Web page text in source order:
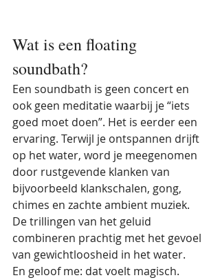
Wat is een floating
soundbath?
Een soundbath is geen concert en
ook geen meditatie waarbij je “iets
goed moet doen”. Het is eerder een
ervaring. Terwijl je ontspannen drijft
op het water, word je meegenomen
door rustgevende klanken van
bijvoorbeeld klankschalen, gong,
chimes en zachte ambient muziek.
De trillingen van het geluid
combineren prachtig met het gevoel
van gewichtloosheid in het water.
En geloof me: dat voelt magisch.